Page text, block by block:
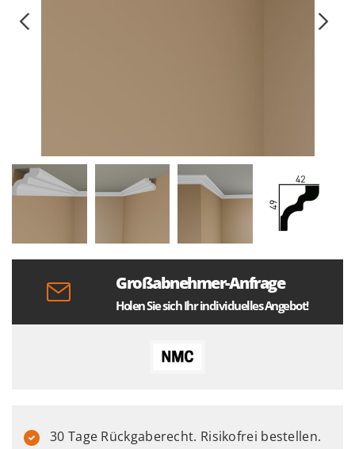
Großabnehmer-Anfrage
Holen Sie sich Ihr individuelles Angebot!
30 Tage Rückgaberecht. Risikofrei bestellen.